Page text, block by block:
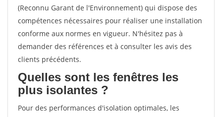
(Reconnu Garant de l'Environnement) qui dispose des
compétences nécessaires pour réaliser une installation
conforme aux normes en vigueur. N'hésitez pas à
demander des références et à consulter les avis des
clients précédents.
Quelles sont les fenêtres les
plus isolantes ?
Pour des performances d'isolation optimales, les